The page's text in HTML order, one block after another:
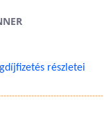
részletei